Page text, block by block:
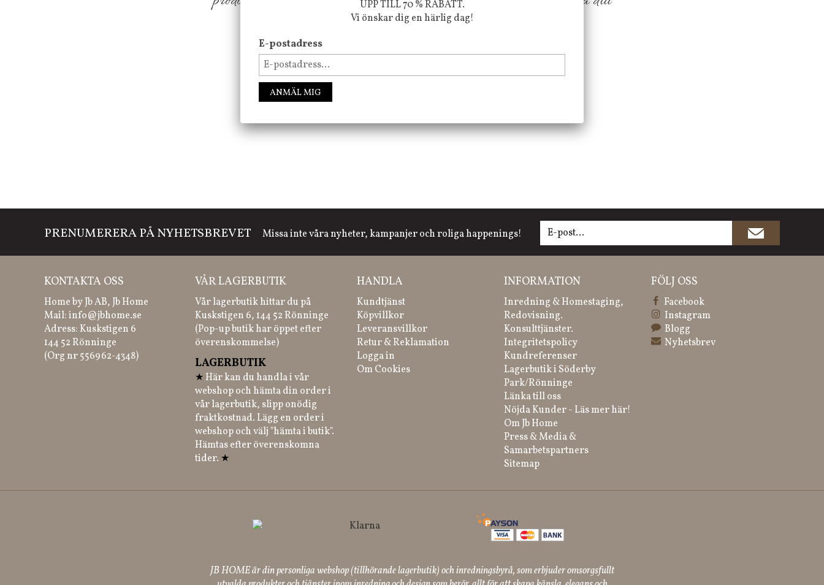
välmående!
FÖLJ OSS PÅ INSTAGRAM @JBHOME
PRENUMERERA PÅ NYHETSBREVET Missa inte våra nyheter, kampanjer och roliga happenings!
KONTAKTA OSS
Home by Jb AB, Jb Home
Mail:info@jbhome.se
Adress: Kuskstigen 6
144 52 Rönninge
(Org nr 556962-4348)
VÅR LAGERBUTIK
Vår lagerbutik hittar du på
Kuskstigen 6, 144 52 Rönninge
(Pop-up butik har öppet efter
överenskommelse)
LAGERBUTIK
★ Här kan du handla i vår
webshop och hämta din order i
vår lagerbutik, slipp onödig
fraktkostnad. Lägg en order i
webshop och välj "hämta i butik".
Hämtas efter överenskomna
tider. ★
HANDLA
Kundtjänst
Köpvillkor
Leveransvillkor
Retur & Reklamation
Logga in
Om Cookies
INFORMATION
Inredning & Homestaging,
Redovisning.
Konsulttjänster.
Integritetspolicy
Kundreferenser
Lagerbutik i Söderby
Park/Rönninge
Länka till oss
Nöjda Kunder - Läs mer här!
Om Jb Home
Press & Media &
Samarbetspartners
Sitemap
FÖLJ OSS
Facebook
Instagram
Blogg
Nyhetsbrev
JB HOME är din personliga webshop (tillhörande lagerbutik) och inredningsbyrå, som erbjuder omsorgsfullt
UPP TILL 70 % RABATT.
Vi önskar dig en härlig dag!
E-postadress
ANMÄL MIG